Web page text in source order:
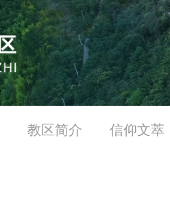
教区简介 信仰文萃